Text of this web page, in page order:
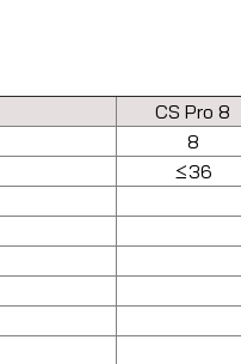
CS Pro 8
8
≤36